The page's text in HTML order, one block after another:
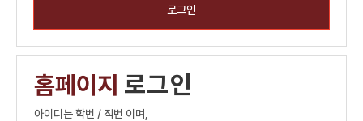
로그인
홈페이지 로그인
아이디는 학번 / 직번 이며,